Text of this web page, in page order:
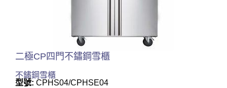
二極CP四門不鏽鋼雪櫃
不鏽鋼雪櫃
型號: CPHS04/CPHSE04